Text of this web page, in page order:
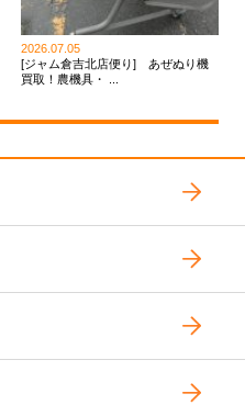
2026.07.05
[ジャム倉吉北店便り] あぜぬり機
買取！農機具・ ...